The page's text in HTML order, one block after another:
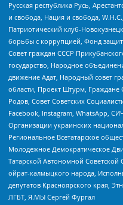
Русская республика Русь,
и свобода, Нация и свобода,
Патриотический клуб-
борьбы с коррупцией, Фонд
Совет граждан СССР
государство, Народное
движение Адат, Народный совет
области, Проект Штурм, Граждане
Родов, Совет Советских
Facebook, Instagram, WhatsApp,
Организации украинских
Региональное Всетатарское
Молодежное Демократическое
Татарской Автономной Советской
ойрат-калмыцкого народа,
депутатов Красноярского края,
ЛГБТ, Я.МЫ Сергей Фургал